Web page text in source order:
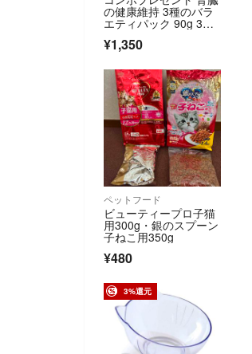
の健康維持 3種のバラ
エティパック 90g 3袋
セット 猫用おやつ
¥1,350
ペットフード
ビューティープロ子猫
用300g・銀のスプーン
子ねこ用350g
¥480
3%還元